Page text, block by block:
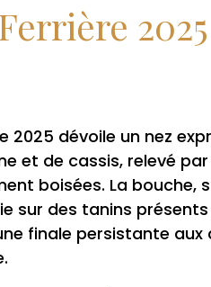
2025
2025 dévoile un nez
et de cassis, relevé
boisées. La bouche,
sur des tanins
finale persistante